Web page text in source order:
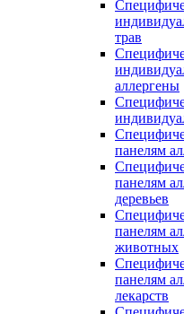
трав
аллергены
панелям
панелям
деревьев
панелям
животных
панелям
лекарств